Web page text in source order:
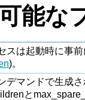
能な
スは起動時に事
)。
デマンドで生成
と